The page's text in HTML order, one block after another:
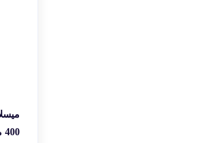
400 میلی لیتر